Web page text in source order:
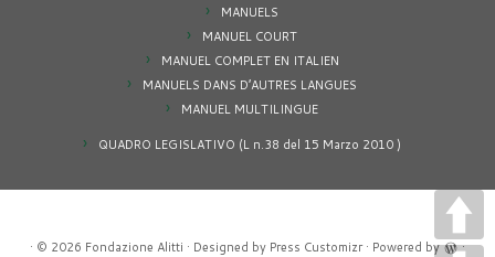
MANUELS
MANUEL COURT
MANUEL COMPLET EN ITALIEN
MANUELS DANS D’AUTRES LANGUES
MANUEL MULTILINGUE
QUADRO LEGISLATIVO (L n.38 del 15 Marzo 2010 )
· © 2026 Fondazione Alitti · Designed by Press Customizr· Powered by ·